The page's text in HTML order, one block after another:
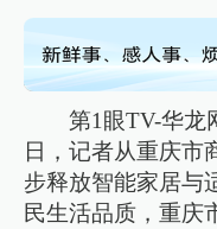
第1眼TV-华龙
日，记者从重庆市
步释放智能家居与
民生活品质，重庆